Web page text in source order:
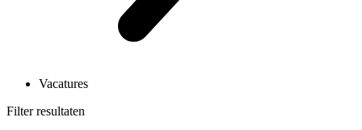
Vacatures
Filter resultaten